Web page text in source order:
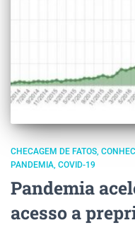
CHECAGEM DE FATOS
PANDEMIA COVID-19
Pandemia
acesso a